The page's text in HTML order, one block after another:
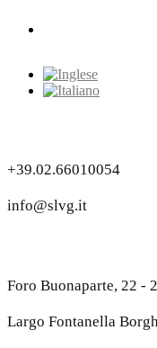
+39.02.66010054
info@slvg.it
Foro Buonaparte, 22 -
Largo Fontanella